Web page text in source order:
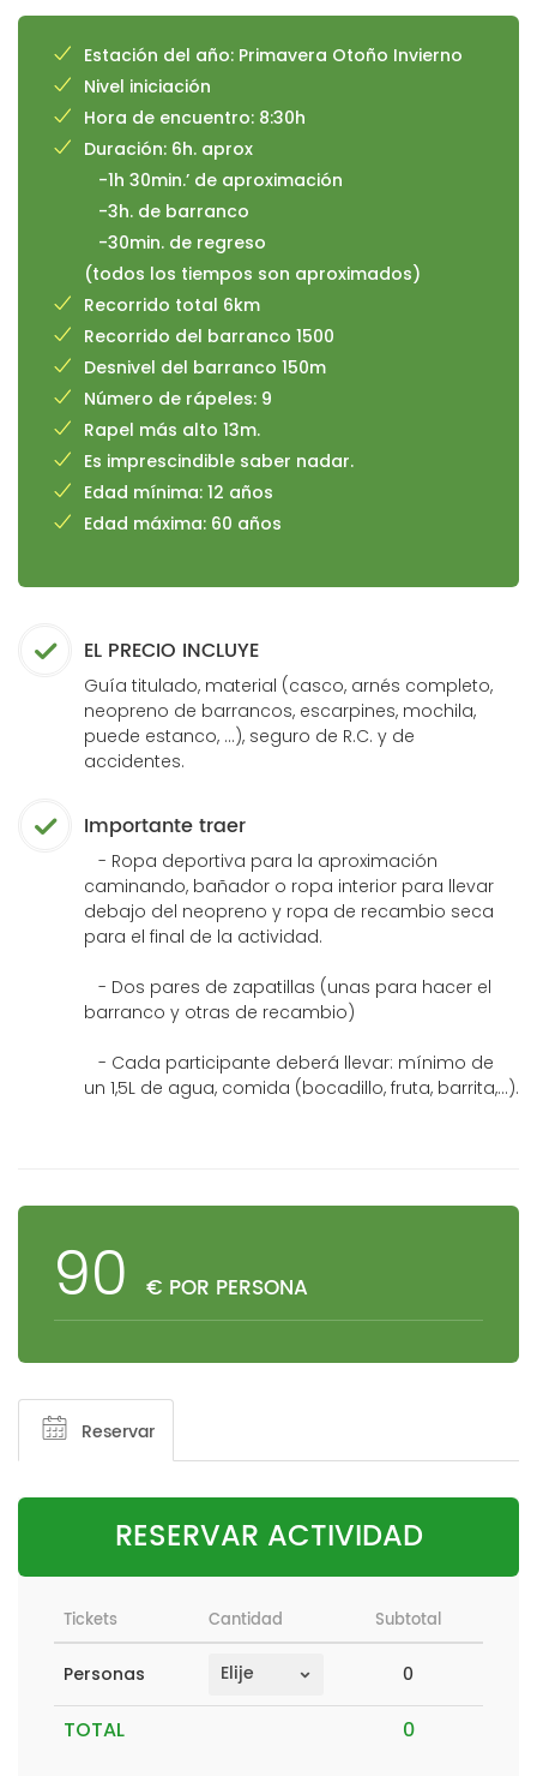
Estación del año: Primavera Otoño Invierno
Nivel iniciación
Hora de encuentro: 8:30h
Duración: 6h. aprox
-1h 30min.’ de aproximación
-3h. de barranco
-30min. de regreso
(todos los tiempos son aproximados)
Recorrido total 6km
Recorrido del barranco 1500
Desnivel del barranco 150m
Número de rápeles: 9
Rapel más alto 13m.
Es imprescindible saber nadar.
Edad mínima: 12 años
Edad máxima: 60 años
EL PRECIO INCLUYE
Guía titulado, material (casco, arnés completo,
neopreno de barrancos, escarpines, mochila,
puede estanco, ...), seguro de R.C. y de
accidentes.
Importante traer
- Ropa deportiva para la aproximación
caminando, bañador o ropa interior para llevar
debajo del neopreno y ropa de recambio seca
para el final de la actividad.
- Dos pares de zapatillas (unas para hacer el
barranco y otras de recambio)
- Cada participante deberá llevar: mínimo de
un 1,5L de agua, comida (bocadillo, fruta, barrita,...).
90 € POR PERSONA
Reservar
RESERVAR ACTIVIDAD
Tickets Cantidad Subtotal
TOTAL
Personas 0